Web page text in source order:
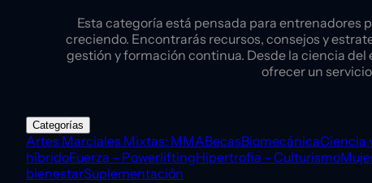
Esta categoría está pensada para entrenadores
creciendo. Encontrarás recursos, consejos y
gestión y formación continua. Desde la ciencia
ofrecer un
Categorías
Artes Marciales Mixtas: MMABecasBiomecánicaCiencia
híbridoFuerza – PowerliftingHipertrofia – Culturismo
bienestarSuplementación